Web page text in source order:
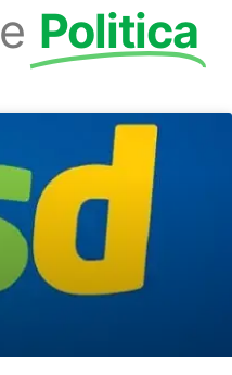
Politica